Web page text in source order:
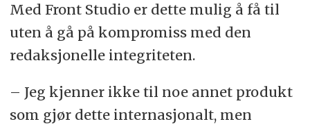
Med Front Studio er dette mulig å få til
uten å gå på kompromiss med den
redaksjonelle integriteten.
– Jeg kjenner ikke til noe annet produkt
som gjør dette internasjonalt, men